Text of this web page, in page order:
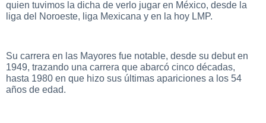
quien tuvimos la dicha de verlo jugar en México, desde la
liga del Noroeste, liga Mexicana y en la hoy LMP.
Su carrera en las Mayores fue notable, desde su debut en
1949, trazando una carrera que abarcó cinco décadas,
hasta 1980 en que hizo sus últimas apariciones a los 54
años de edad.